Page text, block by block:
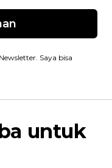
Saya bisa
untuk